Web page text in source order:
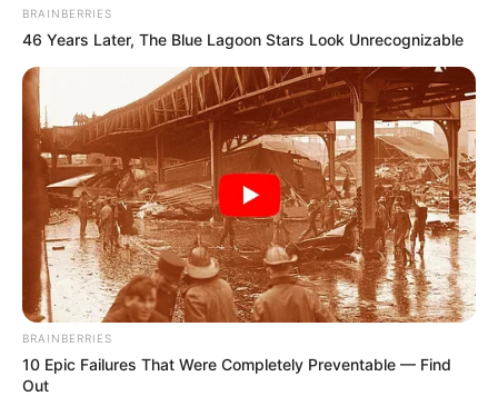
BRAINBERRIES
46 Years Later, The Blue Lagoon Stars Look Unrecognizable
BRAINBERRIES
10 Epic Failures That Were Completely Preventable — Find
Out